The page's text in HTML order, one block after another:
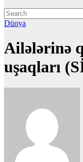
Dünya
Ailələrinə
uşaqları